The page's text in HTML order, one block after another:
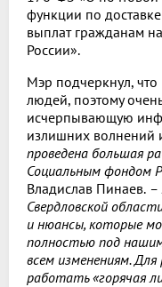
функции по
выплат гражданам
России».
Мэр подчеркнул,
людей, поэтому
исчерпывающую
излишних волнений
проведена большая
Социальным фондом
Владислав Пинаев. –
Свердловской
и нюансы, которые
полностью под
всем изменениям.
работать «горячая